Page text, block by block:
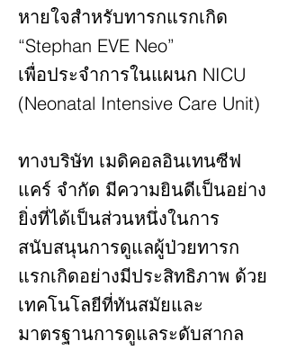
หายใจสำหรับทารกแรกเกิด
“Stephan EVE Neo”
เพื่อประจำการในแผนก NICU
(Neonatal Intensive Care Unit)
ทางบริษัท เมดิคอลอินเทนซีฟ
แคร์ จำกัด มีความยินดีเป็นอย่าง
ยิ่งที่ได้เป็นส่วนหนึ่งในการ
สนับสนุนการดูแลผู้ป่วยทารก
แรกเกิดอย่างมีประสิทธิภาพ ด้วย
เทคโนโลยีที่ทันสมัยและ
มาตรฐานการดูแลระดับสากล